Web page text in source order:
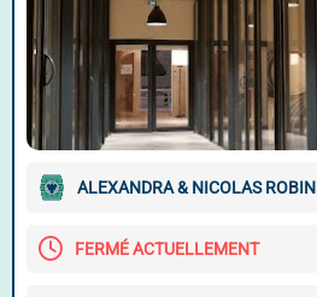
ALEXANDRA & NICOLAS ROBIN
FERMÉ ACTUELLEMENT